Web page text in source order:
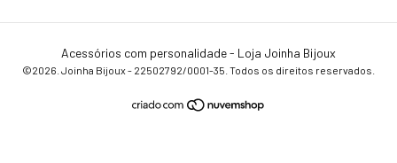
Acessórios com personalidade - Loja Joinha Bijoux
©2026. Joinha Bijoux - 22502792/0001-35. Todos os direitos reservados.